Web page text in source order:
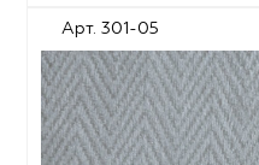
Арт. 301-05